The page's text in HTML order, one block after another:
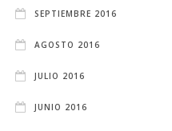
SEPTIEMBRE 2016
AGOSTO 2016
JULIO 2016
JUNIO 2016